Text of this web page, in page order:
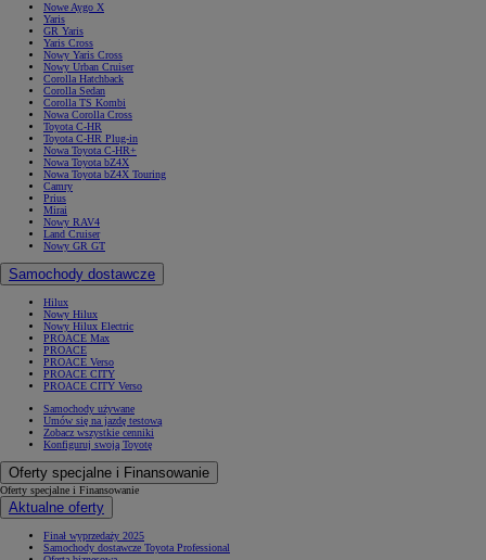
Nowe Aygo X
Yaris
GR Yaris
Yaris Cross
Nowy Yaris Cross
Nowy Urban Cruiser
Corolla Hatchback
Corolla Sedan
Corolla TS Kombi
Nowa Corolla Cross
Toyota C-HR
Toyota C-HR Plug-in
Nowa Toyota C-HR+
Nowa Toyota bZ4X
Nowa Toyota bZ4X Touring
Camry
Prius
Mirai
Nowy RAV4
Land Cruiser
Nowy GR GT
Samochody dostawcze
Hilux
Nowy Hilux
Nowy Hilux Electric
PROACE Max
PROACE
PROACE Verso
PROACE CITY
PROACE CITY Verso
Samochody używane
Umów się na jazdę testową
Zobacz wszystkie cenniki
Konfiguruj swoją Toyotę
Oferty specjalne i Finansowanie
Oferty specjalne i Finansowanie
Aktualne oferty
Finał wyprzedaży 2025
Samochody dostawcze Toyota Professional